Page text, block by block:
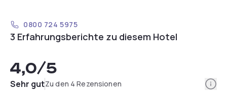
0800 724 5975
3 Erfahrungsberichte zu diesem Hotel
4,0/5
Sehr gutZu den 4 Rezensionen